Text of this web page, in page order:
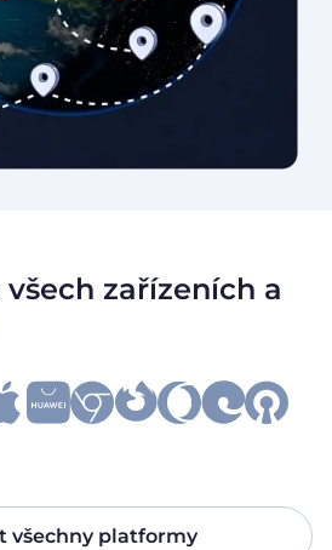
zařízeních a
všechny platformy